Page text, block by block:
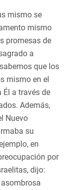
mismo se
mismo
promesas de
a
que los
mismo en el
a través de
Además,
Nuevo
su
en
por
dijo: